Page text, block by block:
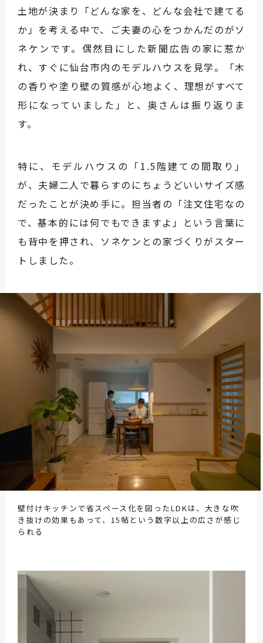
土地が決まり「どんな家を、どんな会社で建てる
か」を考える中で、ご夫妻の心をつかんだのがソ
ネケンです。偶然目にした新聞広告の家に惹か
れ、すぐに仙台市内のモデルハウスを見学。「木
の香りや塗り壁の質感が心地よく、理想がすべて
形になっていました」と、奥さんは振り返りま
す。
特に、モデルハウスの「1.5階建ての間取り」
が、夫婦二人で暮らすのにちょうどいいサイズ感
だったことが決め手に。担当者の「注文住宅なの
で、基本的には何でもできますよ」という言葉に
も背中を押され、ソネケンとの家づくりがスター
トしました。
壁付けキッチンで省スペース化を図ったLDKは、大きな吹
き抜けの効果もあって、15帖という数字以上の広さが感じ
られる